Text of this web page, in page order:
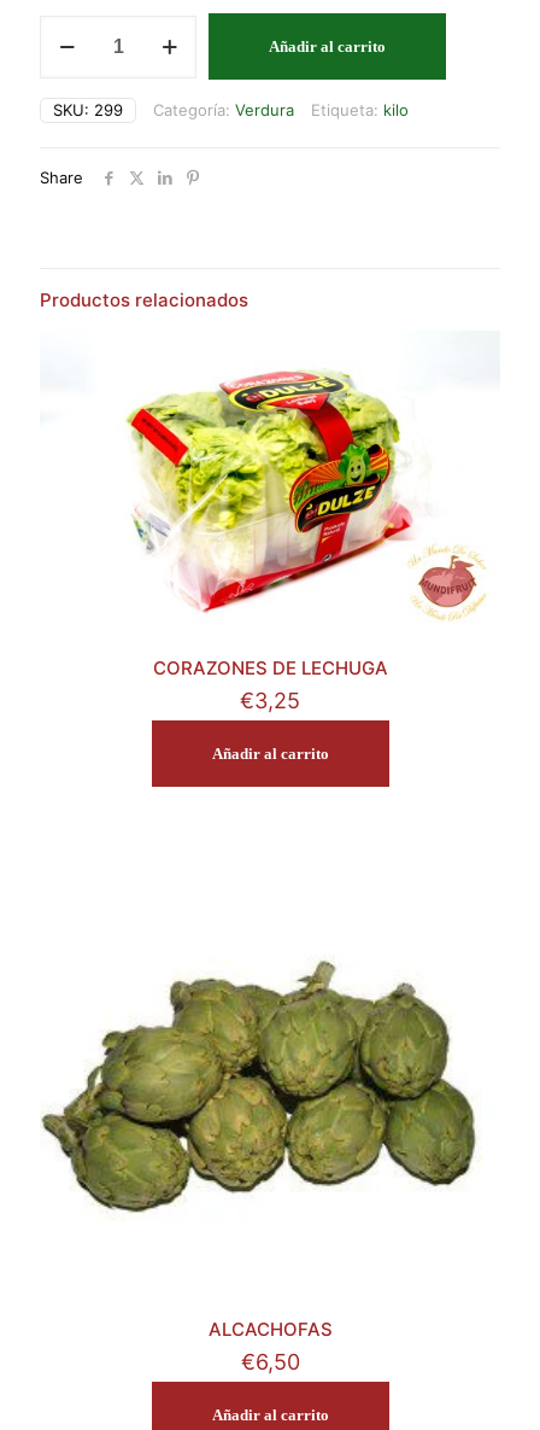
LAMUYO
cantidad
Añadir al carrito
SKU: 299 Categoría: Verdura Etiqueta: kilo
Share
Productos relacionados
CORAZONES DE LECHUGA
€3,25
Añadir al carrito
ALCACHOFAS
€6,50
Añadir al carrito